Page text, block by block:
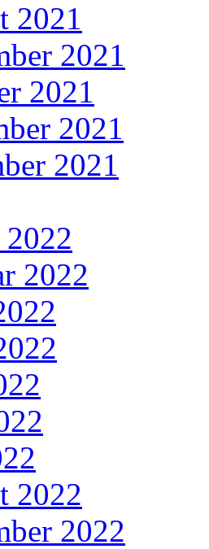
2021
2021
2021
2021
2021
2022
2022
2022
2022